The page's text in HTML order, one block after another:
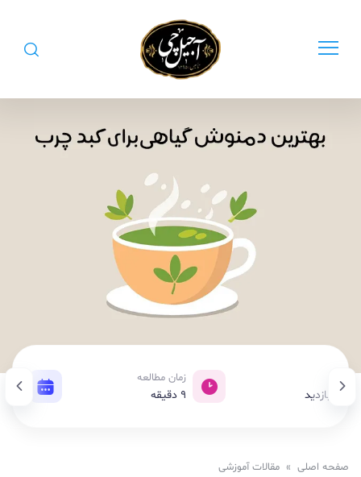
بازدید
زمان مطالعه
9 دقیقه 20 اسفند 1403
صفحه اصلی » مقالات آموزشی